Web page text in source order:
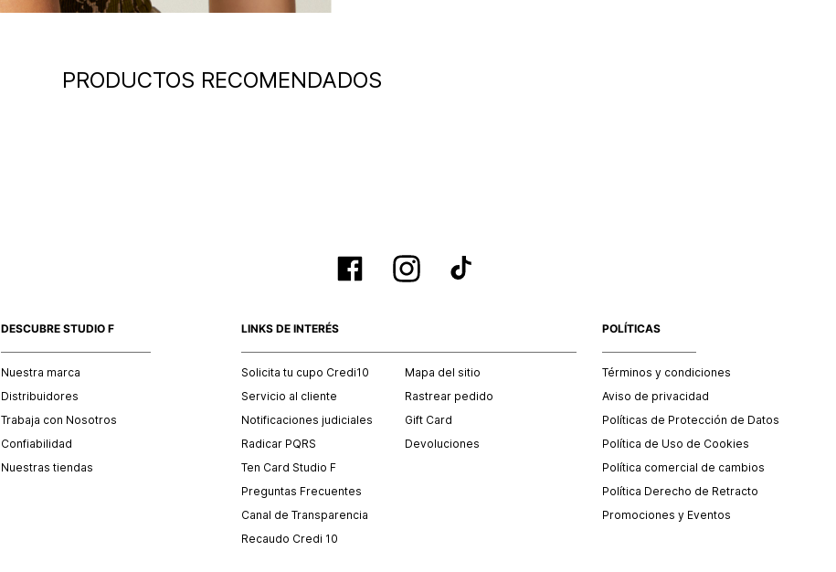
PRODUCTOS RECOMENDADOS
DESCUBRE STUDIO F
Nuestra marca
Distribuidores
Trabaja con Nosotros
Confiabilidad
Nuestras tiendas
LINKS DE INTERÉS
Solicita tu cupo Credi10
Servicio al cliente
Notificaciones judiciales
Radicar PQRS
Ten Card Studio F
Preguntas Frecuentes
Canal de Transparencia
Recaudo Credi 10
Mapa del sitio
Rastrear pedido
Gift Card
Devoluciones
POLÍTICAS
Términos y condiciones
Aviso de privacidad
Políticas de Protección de Datos
Política de Uso de Cookies
Política comercial de cambios
Política Derecho de Retracto
Promociones y Eventos